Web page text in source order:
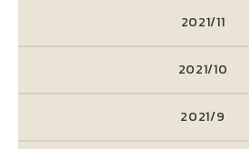
2021/11
2021/10
2021/9